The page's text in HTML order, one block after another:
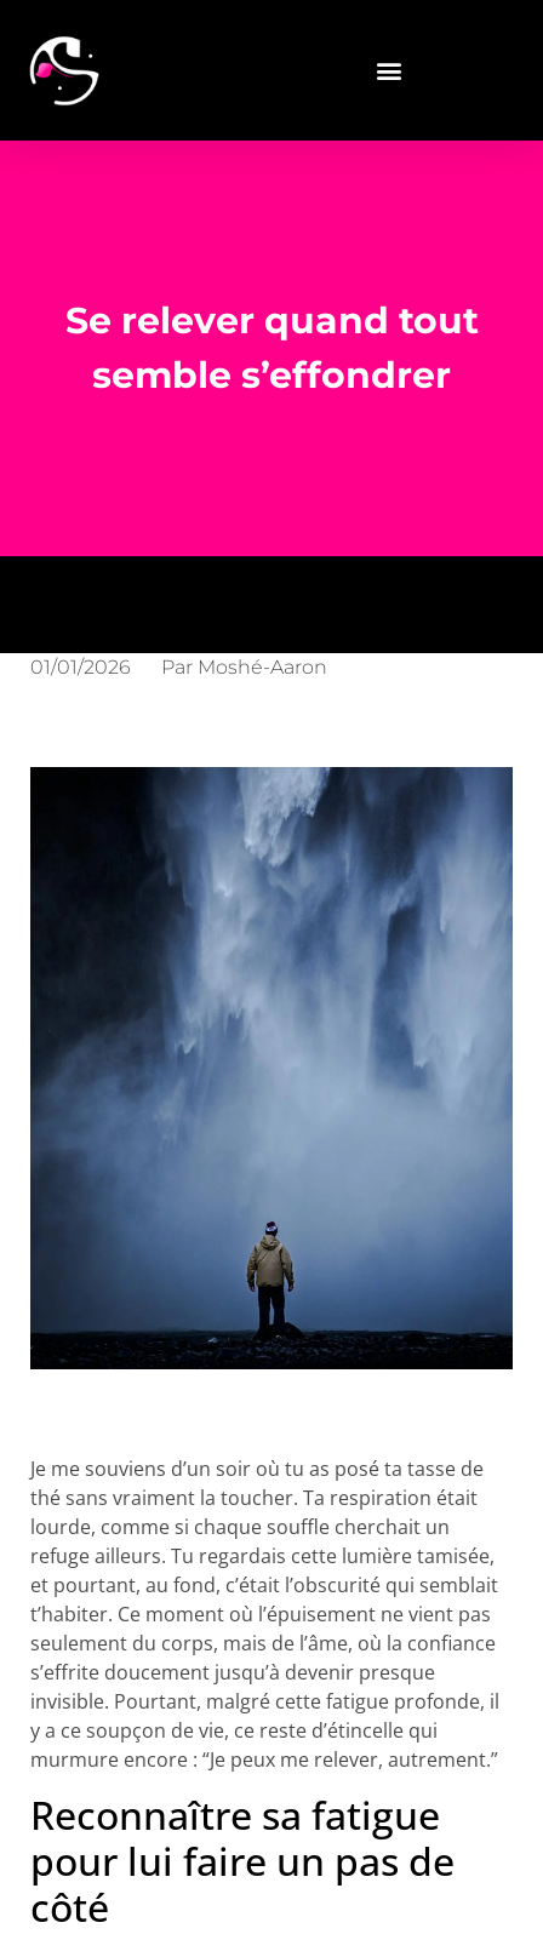
Se relever quand tout
semble s’effondrer
01/01/2026 Par Moshé-Aaron
Je me souviens d’un soir où tu as posé ta tasse de
thé sans vraiment la toucher. Ta respiration était
lourde, comme si chaque souffle cherchait un
refuge ailleurs. Tu regardais cette lumière tamisée,
et pourtant, au fond, c’était l’obscurité qui semblait
t’habiter. Ce moment où l’épuisement ne vient pas
seulement du corps, mais de l’âme, où la confiance
s’effrite doucement jusqu’à devenir presque
invisible. Pourtant, malgré cette fatigue profonde, il
y a ce soupçon de vie, ce reste d’étincelle qui
murmure encore : “Je peux me relever, autrement.”
Reconnaître sa fatigue
pour lui faire un pas de
côté